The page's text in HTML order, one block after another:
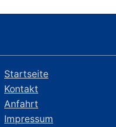
Startseite
Kontakt
Anfahrt
Impressum